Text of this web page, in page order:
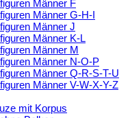
Männer F
Männer G-H-I
Männer J
Männer K-L
Männer M
Männer N-O-P
Männer Q-R-S-T-U
Männer V-W-X-Y-Z
mit Korpus